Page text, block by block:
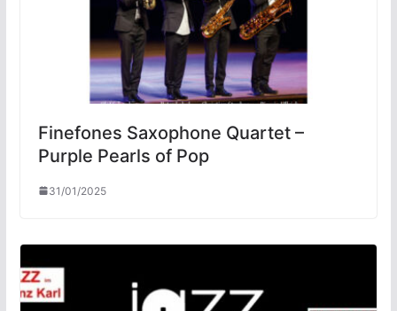
Finefones Saxophone Quartet –
Purple Pearls of Pop
31/01/2025